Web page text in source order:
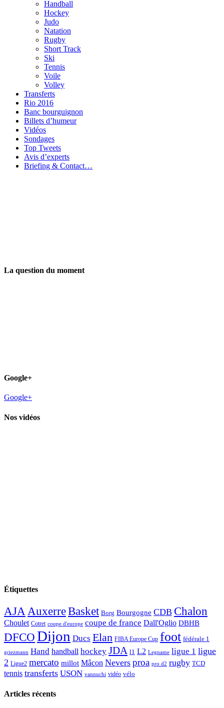
Handball
Hockey
Judo
Natation
Rugby
Short Track
Ski
Tennis
Voile
Volley
Transferts
Rio 2016
Banc bourguignon
Billets d’humeur
Vidéos
Sondages
Top Tweets
Avis d’experts
Briefing & Contact…
La question du moment
Google+
Google+
Nos vidéos
Étiquettes
AJAAuxerreBasket Borg Bourgogne CDB Chalon
Choulet Cotret coupe d'europe coupe de france Dall'Oglio DBHB
DFCODijon Ducs Elan FIBA Europe Cup foot fédérale 1
griezmann Hand handball hockey JDA l1 L2 Legname ligue 1 ligue
2 Ligue2 mercato millot Mâcon Nevers proa pro d2 rugby TCD
tennis transferts USON vannuchi vidéo vélo
Articles récents